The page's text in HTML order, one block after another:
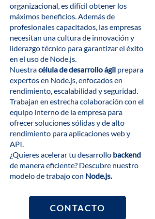
organizacional, es difícil obtener los
máximos beneficios. Además de
profesionales capacitados, las empresas
necesitan una cultura de innovación y
liderazgo técnico para garantizar el éxito
en el uso de Node.js.
Nuestracélula de desarrollo ágil prepara
expertos en Node.js, enfocados en
rendimiento, escalabilidad y seguridad.
Trabajan en estrecha colaboración con el
equipo interno de la empresa para
ofrecer soluciones sólidas y de alto
rendimiento para aplicaciones web y
API.
¿Quieres acelerar tu desarrollo backend
de manera eficiente? Descubre nuestro
modelo de trabajo con Node.js.
CONTACTO